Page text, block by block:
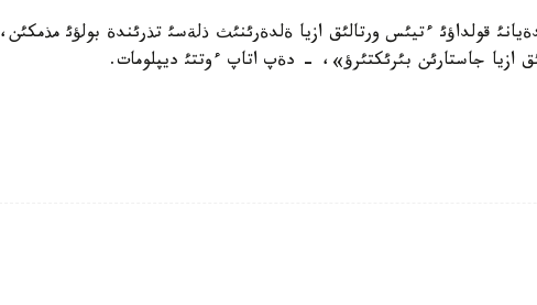
قولداؤئ ءتيئس ورتالئق ازيا ةلدةرئنئث ذلةسئ تذرئندة بولؤئ مذمكئن،
ازيا جاستارئن بئرئكتئرؤ»، - دةپ اتاپ ءوتتئ ديپلومات.